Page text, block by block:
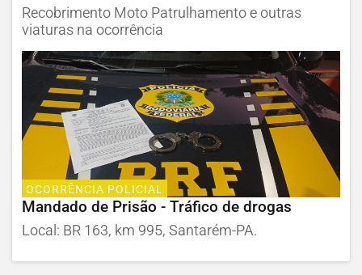
Recobrimento Moto Patrulhamento e outras
viaturas na ocorrência
OCORRÊNCIA POLICIAL
Mandado de Prisão - Tráfico de drogas
Local: BR 163, km 995, Santarém-PA.